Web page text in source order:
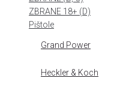
ZBRANE 18+ (D)
Pištole
Grand Power
Heckler & Koch